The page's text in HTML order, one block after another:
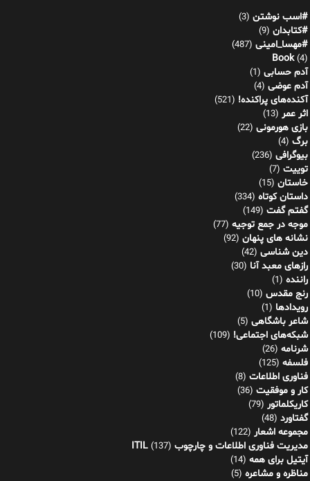
#اسب نوشتن (3)
#کتابدان (9)
#مهسا_امینی (487)
Book(4)
آدم حسابی (1)
آدم عوضی (4)
آکنده‌های پراکنده! (521)
اثر عمر (13)
بازی هورمونی (22)
برگ (4)
بیوگرافی (236)
توییت (7)
خاستان (15)
داستان کوتاه (334)
گفتم گفت (149)
موجه در جمع توجیه (77)
نشانه های پنهان (92)
دین شناسی (42)
رازهای معبد آنا (30)
راننده (1)
رنج مقدس (10)
رویدادها (1)
شاعر باشگاهی (5)
شبکه‌های اجتماعی! (109)
شرنامه (26)
فلسفه (125)
فناوری اطلاعات (8)
کار و موفقیت (36)
کاریکلماتور (79)
گفتاورد (48)
مجموعه اشعار (122)
مدیریت فناوری اطلاعات و چارچوب ITIL (137)
آیتیل برای همه (14)
مناظره و مشاعره (5)